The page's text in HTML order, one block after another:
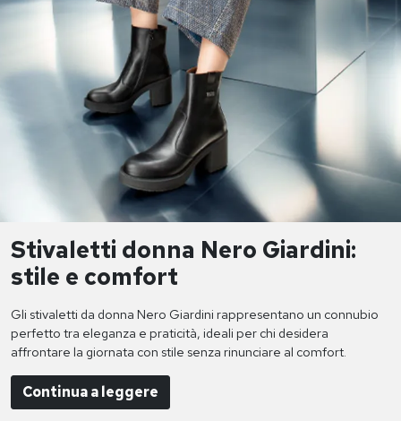
Stivaletti donna Nero Giardini:
stile e comfort
Gli stivaletti da donna Nero Giardini rappresentano un connubio
perfetto tra eleganza e praticità, ideali per chi desidera
affrontare la giornata con stile senza rinunciare al comfort.
Continua a leggere